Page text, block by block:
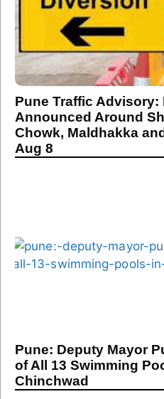
Pune Traffic Advisory:
Announced Around
Chowk, Maldhakka
Aug 8
Pune: Deputy Mayor
of All 13 Swimming
Chinchwad